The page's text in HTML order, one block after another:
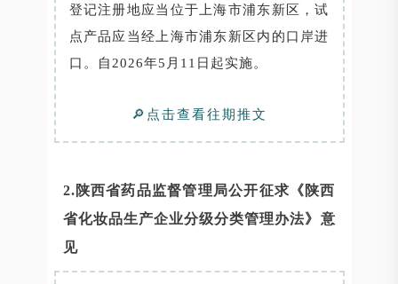
登记注册地应当位于上海市浦东新区，试
点产品应当经上海市浦东新区内的口岸进
口。自2026年5月11日起实施。
🔎点击查看往期推文
2.陕西省药品监督管理局公开征求《陕西
省化妆品生产企业分级分类管理办法》意
见